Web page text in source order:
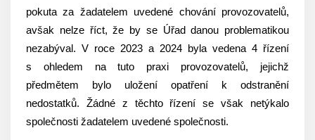
pokuta za žadatelem uvedené chování provozovatelů,
avšak nelze říct, že by se Úřad danou problematikou
nezabýval. V roce 2023 a 2024 byla vedena 4 řízení
s ohledem na tuto praxi provozovatelů, jejichž
předmětem bylo uložení opatření k odstranění
nedostatků. Žádné z těchto řízení se však netýkalo
společnosti žadatelem uvedené společnosti.